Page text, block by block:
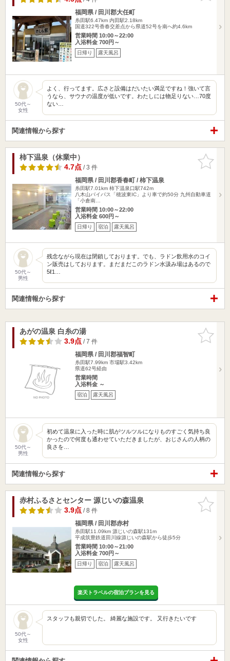
福岡県 / 田川郡大任町
糸田駅6.47km 内田駅2.18km
国道322号香春交差点から県道52号を南へ約4.6km
営業時間 10:00～22:00
入浴料金 700円～
日帰り 露天風呂
50代～
女性
よく、行ってます。広さと設備はだいたい満足ですね！強いて言
うなら、サウナの温度が低いです。わたしには物足りない…70度
ない…
関連情報から探す
お気に入
りに追加
柿下温泉（休業中）
4.7点/ 3 件
福岡県 / 田川郡香春町 / 柿下温泉
糸田駅7.01km 柿下温泉口駅742m
八木山バイパス「穂波東IC」より車で約50分 九州自動車道
「小倉南…
営業時間 10:00～22:00
入浴料金 600円～
日帰り 宿泊 露天風呂
50代～
男性
残念ながら現在は閉鎖しております。でも、ラドン飲用水のコイ
ン販売はしております。まだまだこのラドン水汲み場はあるので
5ℓ1…
関連情報から探す
お気に入
りに追加
あがの温泉 白糸の湯
3.9点/ 7 件
福岡県 / 田川郡福智町
糸田駅7.99km 市場駅3.42km
県道62号経由
営業時間
入浴料金 ～
宿泊 露天風呂
50代～
男性
初めて温泉に入った時に肌がツルツルになりものすごく気持ち良
かったので何度も通わせていただきましたが、おじさんの人柄の
良さを…
関連情報から探す
お気に入
りに追加
赤村ふるさとセンター 源じいの森温泉
3.9点/ 8 件
福岡県 / 田川郡赤村
糸田駅11.09km 源じいの森駅131m
平成筑豊鉄道田川線源じいの森駅から徒歩5分
営業時間 10:00～21:00
入浴料金 700円～
日帰り 宿泊 露天風呂
楽天トラベルの宿泊プランを見る
50代～
女性
スタッフも親切でした。 綺麗な施設です。 又行きたいです